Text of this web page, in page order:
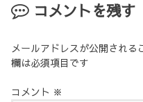
コメントを残す
メールアドレスが公開される
欄は必須項目です
コメント ※